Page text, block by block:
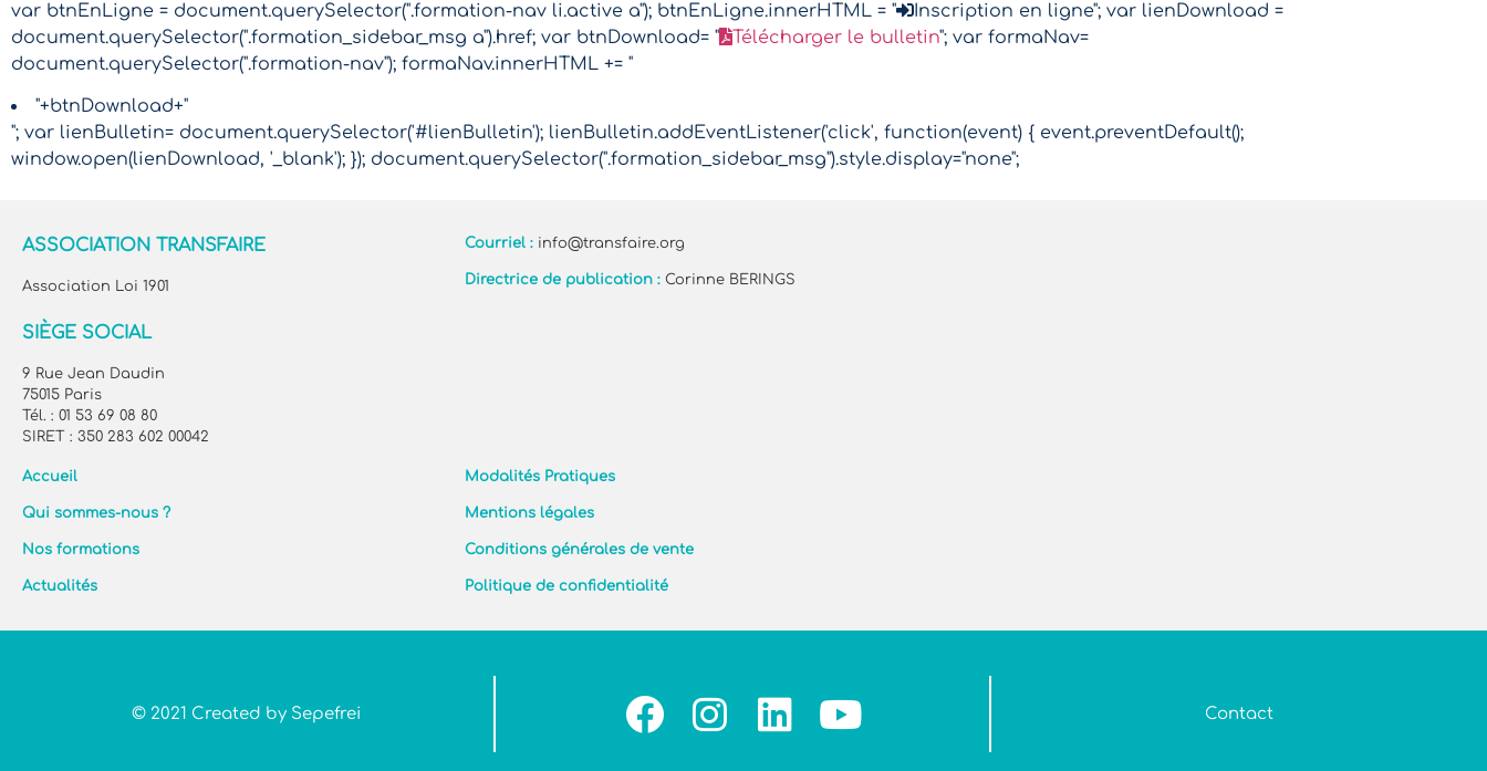
var btnEnLigne = document.querySelector(".formation-nav li.active a"); btnEnLigne.innerHTML = "
Inscription en ligne"; var lienDownload =
document.querySelector(".formation_sidebar_msg a").href; var btnDownload= "
Télécharger le bulletin"; var formaNav=
document.querySelector(".formation-nav"); formaNav.innerHTML += "
"+btnDownload+"
"; var lienBulletin= document.querySelector('#lienBulletin'); lienBulletin.addEventListener('click', function(event) { event.preventDefault();
window.open(lienDownload, '_blank'); }); document.querySelector(".formation_sidebar_msg").style.display="none";
ASSOCIATION TRANSFAIRE
Association Loi 1901
SIÈGE SOCIAL
9 Rue Jean Daudin
75015 Paris
Tél. : 01 53 69 08 80
SIRET : 350 283 602 00042
Courriel : info@transfaire.org
Directrice de publication : Corinne BERINGS
Accueil
Qui sommes-nous ?
Nos formations
Actualités
Modalités Pratiques
Mentions légales
Conditions générales de vente
Politique de confidentialité
© 2021 Created by Sepefrei Contact